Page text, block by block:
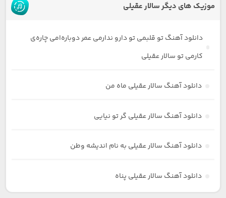
موزیک های دیگر سالار عقیلی
دانلود آهنگ تو قلبمی تو دارو ندارمی عمر دوباره‌امی چاره‌ی
کارمی تو سالار عقیلی
دانلود آهنگ سالار عقیلی ماه من
دانلود آهنگ سالار عقیلی گر تو نیایی
دانلود آهنگ سالار عقیلی به نام اندیشه وطن
دانلود آهنگ سالار عقیلی پناه